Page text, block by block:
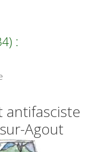
:
antifasciste
Agout